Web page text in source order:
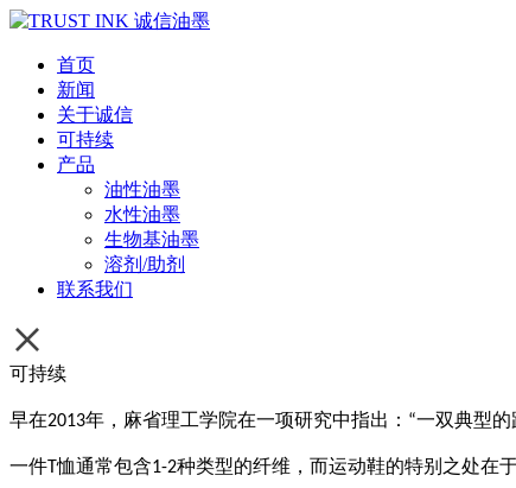
首页
新闻
关于诚信
可持续
产品
油性油墨
水性油墨
生物基油墨
溶剂/助剂
联系我们
可持续
早在2013年，麻省理工学院在一项研究中指出： “一双典型的
一件T恤通常包含1-2种类型的纤维，而运动鞋的特别之处在